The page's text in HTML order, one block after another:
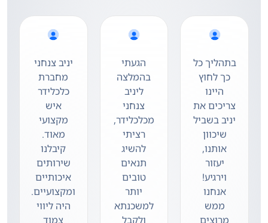
בתהליך כל
כך לחוץ
היינו
צריכים את
יניב בשביל
שיכוון
אותנו,
יעזור
וירגיע!
אנחנו
ממש
מרוצים
הגעתי
בהמלצה
ליניב
צנחני
מכלכלידר,
רציתי
להשיג
תנאים
טובים
יותר
למשכנתא
ולקבל
יניב צנחני
מחברת
כלכלידר
איש
מקצועי
מאוד.
קיבלנו
שירותים
איכותיים
ומקצועיים.
היה ליווי
צמוד